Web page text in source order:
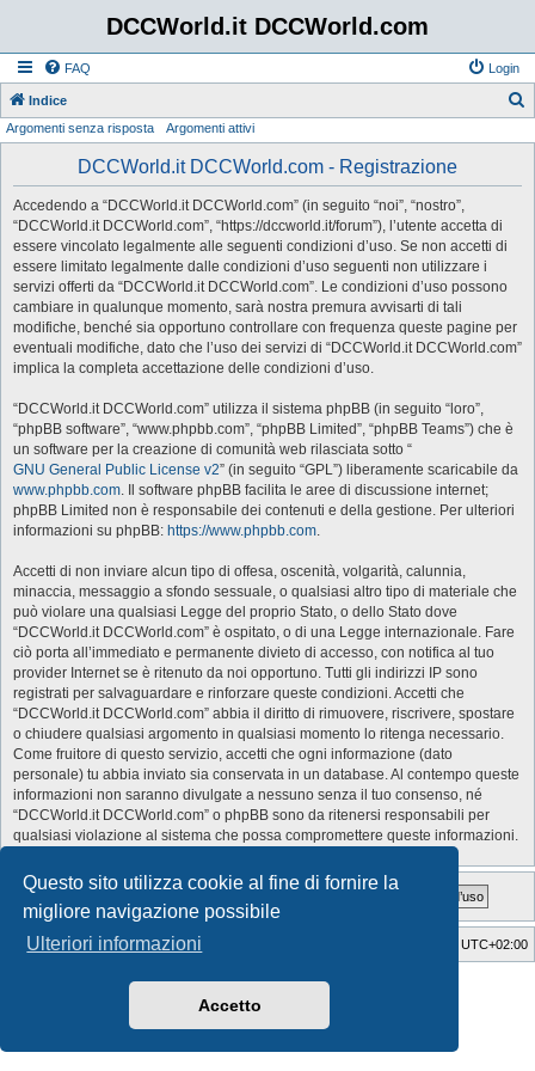
Questo sito utilizza cookie al fine di fornire la
migliore navigazione possibile
Ulteriori informazioni
Accetto
DCCWorld.it DCCWorld.com
FAQ Login
Indice
Argomenti senza risposta Argomenti attivi
DCCWorld.it DCCWorld.com - Registrazione
Accedendo a “DCCWorld.it DCCWorld.com” (in seguito “noi”, “nostro”,
“DCCWorld.it DCCWorld.com”, “https://dccworld.it/forum”), l’utente accetta di
essere vincolato legalmente alle seguenti condizioni d’uso. Se non accetti di
essere limitato legalmente dalle condizioni d’uso seguenti non utilizzare i
servizi offerti da “DCCWorld.it DCCWorld.com”. Le condizioni d’uso possono
cambiare in qualunque momento, sarà nostra premura avvisarti di tali
modifiche, benché sia opportuno controllare con frequenza queste pagine per
eventuali modifiche, dato che l’uso dei servizi di “DCCWorld.it DCCWorld.com”
implica la completa accettazione delle condizioni d’uso.
“DCCWorld.it DCCWorld.com” utilizza il sistema phpBB (in seguito “loro”,
“phpBB software”, “www.phpbb.com”, “phpBB Limited”, “phpBB Teams”) che è
un software per la creazione di comunità web rilasciata sotto “
GNU General Public License v2” (in seguito “GPL”) liberamente scaricabile da
www.phpbb.com. Il software phpBB facilita le aree di discussione internet;
phpBB Limited non è responsabile dei contenuti e della gestione. Per ulteriori
informazioni su phpBB: https://www.phpbb.com.
Accetti di non inviare alcun tipo di offesa, oscenità, volgarità, calunnia,
minaccia, messaggio a sfondo sessuale, o qualsiasi altro tipo di materiale che
può violare una qualsiasi Legge del proprio Stato, o dello Stato dove
“DCCWorld.it DCCWorld.com” è ospitato, o di una Legge internazionale. Fare
ciò porta all’immediato e permanente divieto di accesso, con notifica al tuo
provider Internet se è ritenuto da noi opportuno. Tutti gli indirizzi IP sono
registrati per salvaguardare e rinforzare queste condizioni. Accetti che
“DCCWorld.it DCCWorld.com” abbia il diritto di rimuovere, riscrivere, spostare
o chiudere qualsiasi argomento in qualsiasi momento lo ritenga necessario.
Come fruitore di questo servizio, accetti che ogni informazione (dato
personale) tu abbia inviato sia conservata in un database. Al contempo queste
informazioni non saranno divulgate a nessuno senza il tuo consenso, né
“DCCWorld.it DCCWorld.com” o phpBB sono da ritenersi responsabili per
qualsiasi violazione al sistema che possa compromettere queste informazioni.
Indice UTC+02:00
Style Developer by ©GTA game
phpBB